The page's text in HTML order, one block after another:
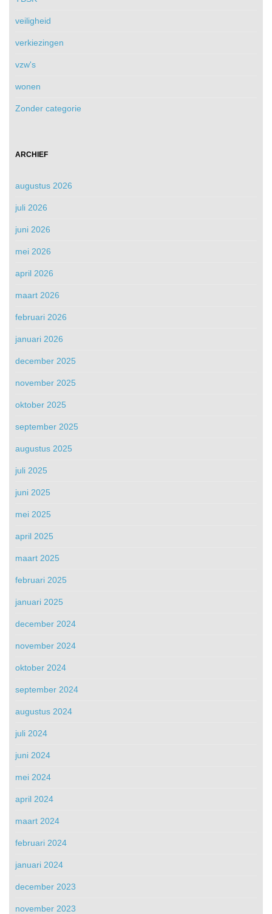
veiligheid
verkiezingen
vzw's
wonen
Zonder categorie
ARCHIEF
augustus 2026
juli 2026
juni 2026
mei 2026
april 2026
maart 2026
februari 2026
januari 2026
december 2025
november 2025
oktober 2025
september 2025
augustus 2025
juli 2025
juni 2025
mei 2025
april 2025
maart 2025
februari 2025
januari 2025
december 2024
november 2024
oktober 2024
september 2024
augustus 2024
juli 2024
juni 2024
mei 2024
april 2024
maart 2024
februari 2024
januari 2024
december 2023
november 2023